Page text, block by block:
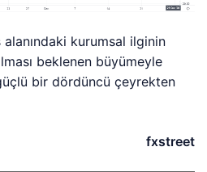
kurumsal ilginin
beklenen büyümeyle
bir dördüncü çeyrekten
fxstreet